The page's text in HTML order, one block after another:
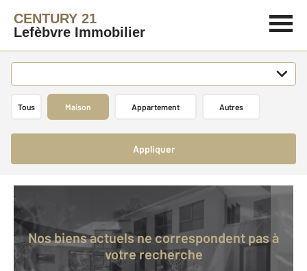
CENTURY 21
Lefèbvre Immobilier
Tous Maison Appartement Autres
Appliquer
Nos biens actuels ne correspondent pas à
votre recherche